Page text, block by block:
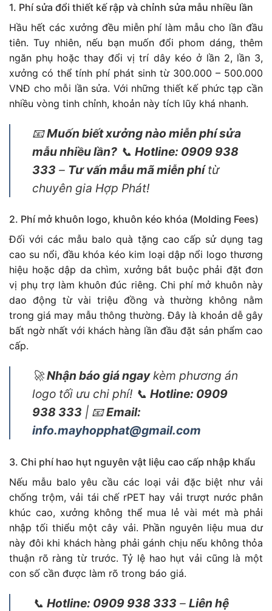
1. Phí sửa đổi thiết kế rập và chỉnh sửa mẫu nhiều lần
Hầu hết các xưởng đều miễn phí làm mẫu cho lần đầu
tiên. Tuy nhiên, nếu bạn muốn đổi phom dáng, thêm
ngăn phụ hoặc thay đổi vị trí dây kéo ở lần 2, lần 3,
xưởng có thể tính phí phát sinh từ 300.000 – 500.000
VNĐ cho mỗi lần sửa. Với những thiết kế phức tạp cần
nhiều vòng tinh chỉnh, khoản này tích lũy khá nhanh.
📧Muốn biết xưởng nào miễn phí sửa
mẫu nhiều lần? 📞 Hotline: 0909 938
333 – Tư vấn mẫu mã miễn phítừ
chuyên gia Hợp Phát!
2. Phí mở khuôn logo, khuôn kéo khóa (Molding Fees)
Đối với các mẫu balo quà tặng cao cấp sử dụng tag
cao su nổi, đầu khóa kéo kim loại dập nổi logo thương
hiệu hoặc dập da chìm, xưởng bắt buộc phải đặt đơn
vị phụ trợ làm khuôn đúc riêng. Chi phí mở khuôn này
dao động từ vài triệu đồng và thường không nằm
trong giá may mẫu thông thường. Đây là khoản dễ gây
bất ngờ nhất với khách hàng lần đầu đặt sản phẩm cao
cấp.
🚀Nhận báo giá ngaykèm phương án
logo tối ưu chi phí! 📞 Hotline: 0909
938 333 | 📧Email:
info.mayhopphat@gmail.com
3. Chi phí hao hụt nguyên vật liệu cao cấp nhập khẩu
Nếu mẫu balo yêu cầu các loại vải đặc biệt như vải
chống trộm, vải tái chế rPET hay vải trượt nước phân
khúc cao, xưởng không thể mua lẻ vài mét mà phải
nhập tối thiểu một cây vải. Phần nguyên liệu mua dư
này đôi khi khách hàng phải gánh chịu nếu không thỏa
thuận rõ ràng từ trước. Tỷ lệ hao hụt vải cũng là một
con số cần được làm rõ trong báo giá.
📞 Hotline: 0909 938 333 – Liên hệ